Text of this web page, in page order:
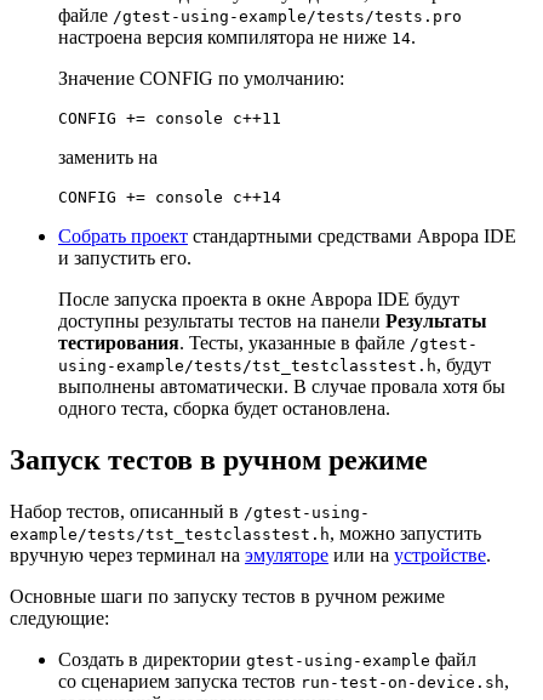
файле /gtest-using-example/tests/tests.pro
настроена версия компилятора не ниже 14.
Значение CONFIG по умолчанию:
заменить на
Собрать проект стандартными средствами Аврора IDE
и запустить его.
После запуска проекта в окне Аврора IDE будут
доступны результаты тестов на панели Результаты
тестирования. Тесты, указанные в файле /gtest-
using-example/tests/tst_testclasstest.h, будут
выполнены автоматически. В случае провала хотя бы
одного теста, сборка будет остановлена.
Запуск тестов в ручном режиме
Набор тестов, описанный в /gtest-using-
example/tests/tst_testclasstest.h, можно запустить
вручную через терминал на эмуляторе или на устройстве.
Основные шаги по запуску тестов в ручном режиме
следующие:
Создать в директории gtest-using-example файл
со сценарием запуска тестов run-test-on-device.sh,